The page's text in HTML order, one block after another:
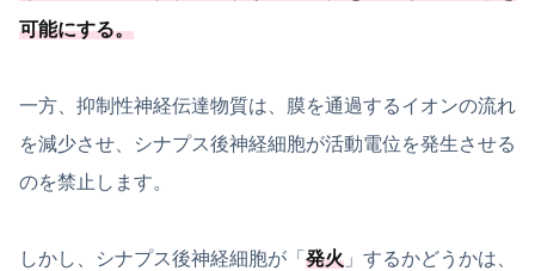
可能にする。
一方、抑制性神経伝達物質は、膜を通過するイオンの流れ
を減少させ、シナプス後神経細胞が活動電位を発生させる
のを禁止します。
しかし、シナプス後神経細胞が「 発火 」するかどうかは、